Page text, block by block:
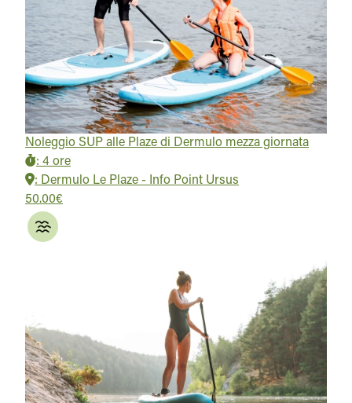
Noleggio SUP alle Plaze di Dermulo mezza giornata
: 4 ore
: Dermulo Le Plaze - Info Point Ursus
50.00€